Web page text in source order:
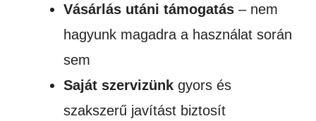
Vásárlás utáni támogatás – nem
hagyunk magadra a használat során
sem
Saját szervizünk gyors és
szakszerű javítást biztosít